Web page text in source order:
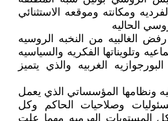
ومكانته وموقعه الاستثنائي
الحاليه
الغالبيه من النخبه الروسيه
وتلويناتها الفكريه والسياسيه
الغربيه والذي يتميز
ونظامها المؤسساتي الذي يعمل
وصلاحيات الحاكم وكل
الهرميه مهما علت